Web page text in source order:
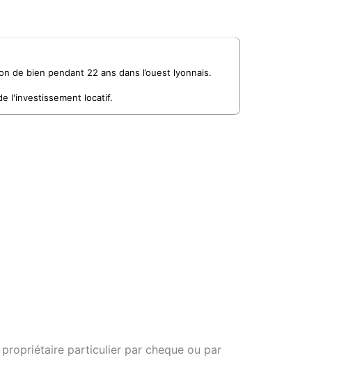
de bien pendant 22 ans dans l’ouest lyonnais.
l'investissement locatif.
particulier par cheque ou par